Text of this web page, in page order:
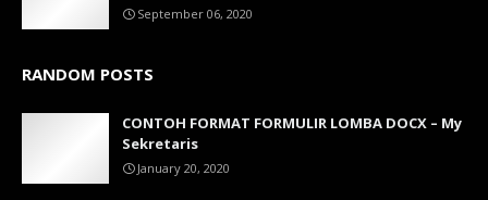
September 06, 2020
RANDOM POSTS
CONTOH FORMAT FORMULIR LOMBA DOCX – My
Sekretaris
January 20, 2020